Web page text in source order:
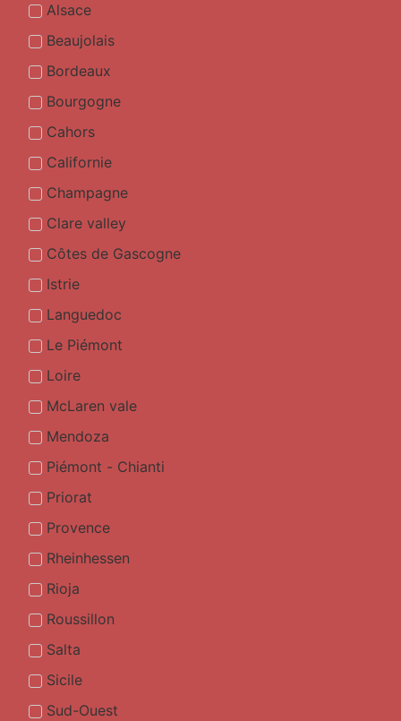
Alsace
Beaujolais
Bordeaux
Bourgogne
Cahors
Californie
Champagne
Clare valley
Côtes de Gascogne
Istrie
Languedoc
Le Piémont
Loire
McLaren vale
Mendoza
Piémont - Chianti
Priorat
Provence
Rheinhessen
Rioja
Roussillon
Salta
Sicile
Sud-Ouest